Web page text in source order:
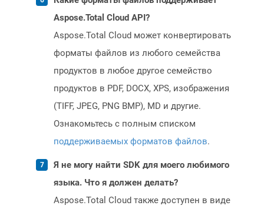
Aspose.Total Cloud API?
Aspose.Total Cloud может конвертировать
форматы файлов из любого семейства
продуктов в любое другое семейство
продуктов в PDF, DOCX, XPS, изображения
(TIFF, JPEG, PNG BMP), MD и другие.
Ознакомьтесь с полным списком
поддерживаемых форматов файлов.
Я не могу найти SDK для моего любимого
языка. Что я должен делать?
Aspose.Total Cloud также доступен в виде